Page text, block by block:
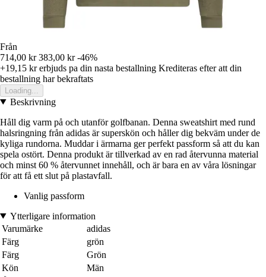
Från
714,00 kr 383,00 kr -46%
+19,15 krerbjuds pa din nasta bestallning Krediteras efter att din
bestallning har bekraftats
Loading...
Beskrivning
Håll dig varm på och utanför golfbanan. Denna sweatshirt med rund
halsringning från adidas är superskön och håller dig bekväm under de
kyliga rundorna. Muddar i ärmarna ger perfekt passform så att du kan
spela ostört. Denna produkt är tillverkad av en rad återvunna material
och minst 60 % återvunnet innehåll, och är bara en av våra lösningar
för att få ett slut på plastavfall.
Vanlig passform
Ytterligare information
Varumärke
adidas
Färg
grön
Färg
Grön
Kön
Män